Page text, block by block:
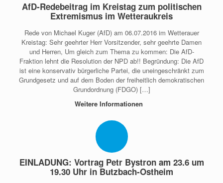
AfD-Redebeitrag im Kreistag zum politischen
Extremismus im Wetteraukreis
Rede von Michael Kuger (AfD) am 06.07.2016 im Wetterauer
Kreistag: Sehr geehrter Herr Vorsitzender, sehr geehrte Damen
und Herren, Um gleich zum Thema zu kommen: Die AfD-
Fraktion lehnt die Resolution der NPD ab!! Begründung: Die AfD
ist eine konservativ bürgerliche Partei, die uneingeschränkt zum
Grundgesetz und auf dem Boden der freiheitlich demokratischen
Grundordnung (FDGO) […]
Weitere Informationen
EINLADUNG: Vortrag Petr Bystron am 23.6 um
19.30 Uhr in Butzbach-Ostheim